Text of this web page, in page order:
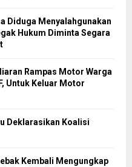
Diduga Menyalahgunakan
Hukum Diminta Segara
Rampas Motor Warga
Untuk Keluar Motor
Deklarasikan Koalisi
Kembali Mengungkap